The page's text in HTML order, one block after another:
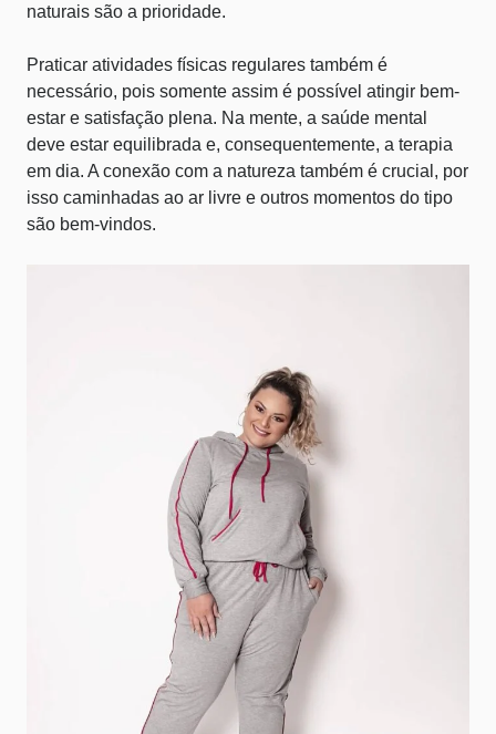
naturais são a prioridade.
Praticar atividades físicas regulares também é
necessário, pois somente assim é possível atingir bem-
estar e satisfação plena. Na mente, a saúde mental
deve estar equilibrada e, consequentemente, a terapia
em dia. A conexão com a natureza também é crucial, por
isso caminhadas ao ar livre e outros momentos do tipo
são bem-vindos.